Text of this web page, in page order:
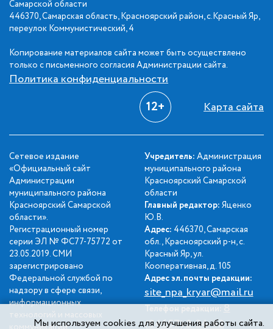
Самарской области
446370, Самарская область, Красноярский район, с.Красный Яр,
переулок Коммунистический, 4
Копирование материалов сайта может быть осуществлено
только с письменного согласия Администрации сайта.
Политика конфиденциальности
12+ Карта сайта
Сетевое издание
«Официальный сайт
Администрации
муниципального района
Красноярский Самарской
области».
Регистрационный номер
серии ЭЛ № ФС77-75772 от
23.05.2019. СМИ
зарегистрировано
Федеральной службой по
надзору в сфере связи,
информационных
технологий и массовых
Учредитель: Администрация
муниципального района
Красноярский Самарской
области
Главный редактор: Яценко
Ю.В.
Адрес: 446370, Самарская
обл., Красноярский р-н, с.
Красный Яр, ул.
Кооперативная, д. 105
Адрес эл. почты редакции:
site_npa_kryar@mail.ru
Телефон редакции: 8
(84657) 2-34-42
Мы используем cookies для улучшения работы сайта.